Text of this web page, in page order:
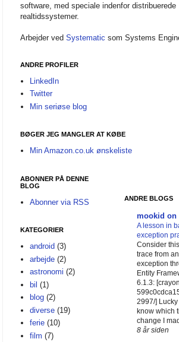
software, med speciale indenfor distribuerede
realtidssystemer.
Arbejder ved Systematic som Systems
ANDRE PROFILER
LinkedIn
Twitter
Min seriøse blog
BØGER JEG MANGLER AT KØBE
Min Amazon.co.uk ønskeliste
ABONNER PÅ DENNE
BLOG
Abonner via RSS
KATEGORIER
android (3)
arbejde (2)
astronomi (2)
bil (1)
blog (2)
diverse (19)
ferie (10)
film (7)
ANDRE BLOGS
mookid on
A lesson in
exception
Consider
trace from an
exception
Entity
6.1.3:
2997/] Lucky
know which
change I
8 år siden